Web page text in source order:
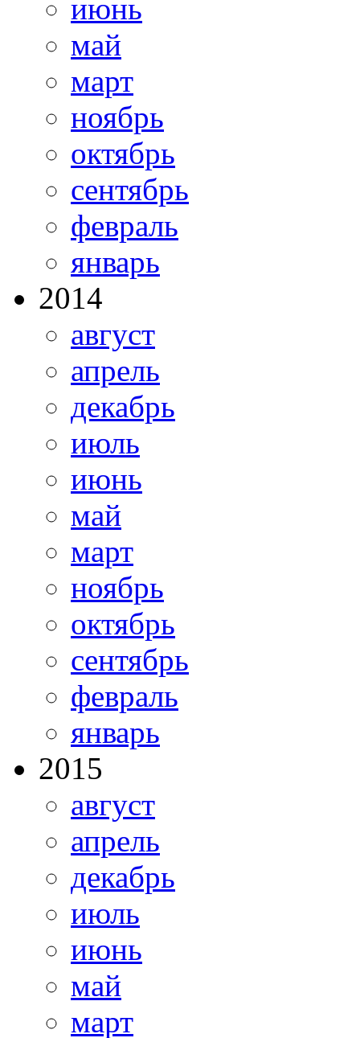
июнь
май
март
ноябрь
октябрь
сентябрь
февраль
январь
2014
август
апрель
декабрь
июль
июнь
май
март
ноябрь
октябрь
сентябрь
февраль
январь
2015
август
апрель
декабрь
июль
июнь
май
март